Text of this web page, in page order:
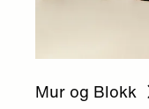
Mur og Blokk